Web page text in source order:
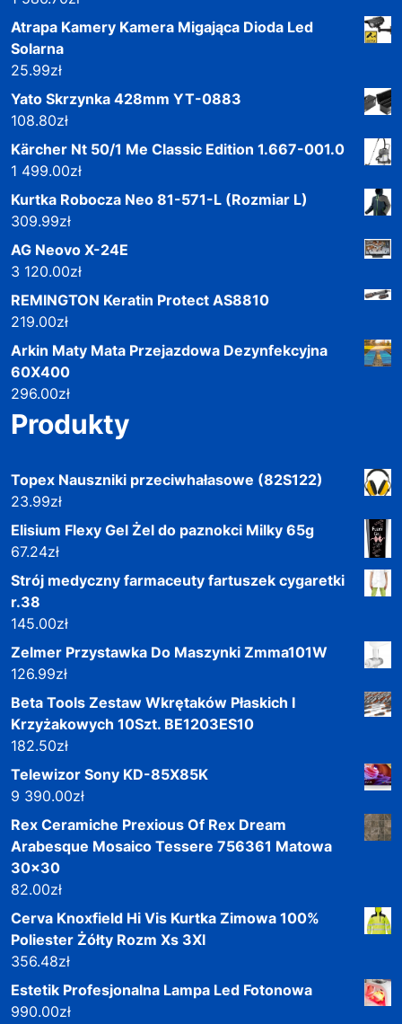
Atrapa Kamery Kamera Migająca Dioda Led
Solarna
25.99zł
Yato Skrzynka 428mm YT-0883
108.80zł
Kärcher Nt 50/1 Me Classic Edition 1.667-001.0
1 499.00zł
Kurtka Robocza Neo 81-571-L (Rozmiar L)
309.99zł
AG Neovo X-24E
3 120.00zł
REMINGTON Keratin Protect AS8810
219.00zł
Arkin Maty Mata Przejazdowa Dezynfekcyjna
60X400
296.00zł
Produkty
Topex Nauszniki przeciwhałasowe (82S122)
23.99zł
Elisium Flexy Gel Żel do paznokci Milky 65g
67.24zł
Strój medyczny farmaceuty fartuszek cygaretki
r.38
145.00zł
Zelmer Przystawka Do Maszynki Zmma101W
126.99zł
Beta Tools Zestaw Wkrętaków Płaskich I
Krzyżakowych 10Szt. BE1203ES10
182.50zł
Telewizor Sony KD-85X85K
9 390.00zł
Rex Ceramiche Prexious Of Rex Dream
Arabesque Mosaico Tessere 756361 Matowa
30x30
82.00zł
Cerva Knoxfield Hi Vis Kurtka Zimowa 100%
Poliester Żółty Rozm Xs 3Xl
356.48zł
Estetik Profesjonalna Lampa Led Fotonowa
990.00zł